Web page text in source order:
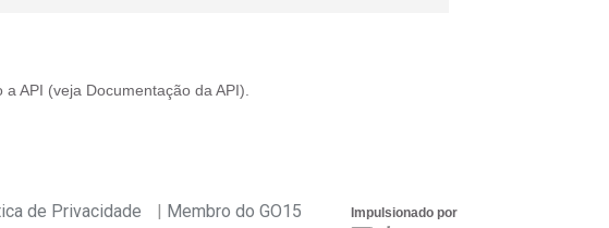
a API (veja Documentação da API ).
de Privacidade Membro do GO15 Impulsionado por